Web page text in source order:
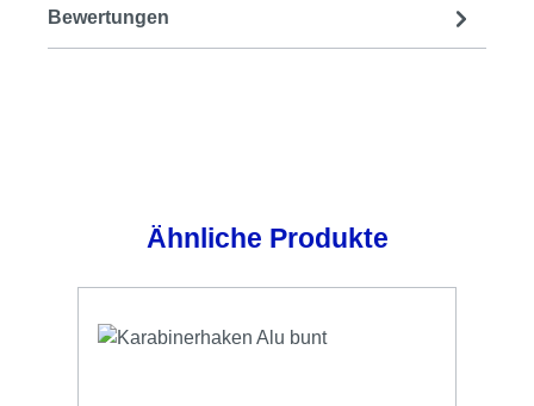
Bewertungen
Produktgalerie überspringen
Ähnliche Produkte